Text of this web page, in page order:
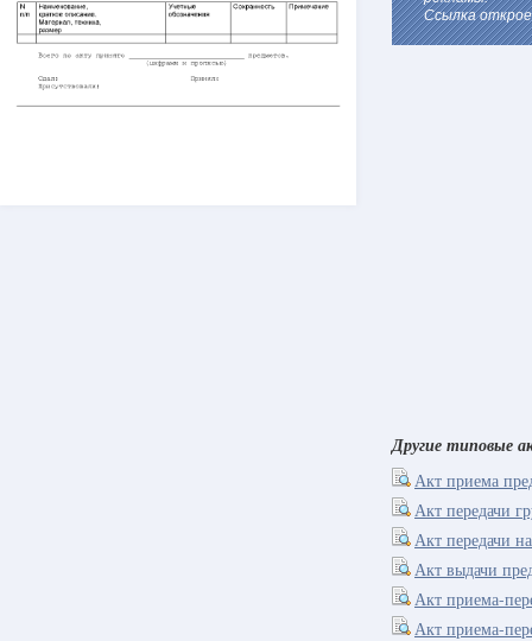
Ссылка
Другие типовые
Акт приема
Акт передачи
Акт передачи
Акт выдачи
Акт приема-
Акт приема-